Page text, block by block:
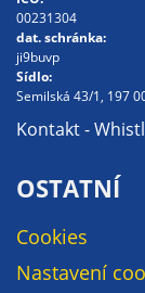
00231304
dat. schránka:
ji9buvp
Sídlo:
Semilská 43/1, 197
Kontakt -
OSTATNÍ
Cookies
Nastavení